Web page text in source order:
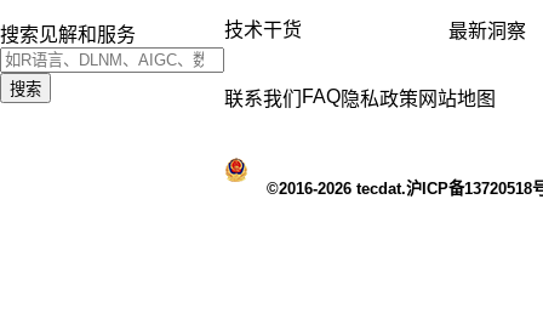
搜索见解和服务
搜索
技术干货 最新洞察
联系我们 FAQ隐私政策 网站地图
©2016-2026 tecdat.沪ICP备13720518